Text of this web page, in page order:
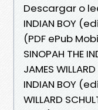
Descargar o
INDIAN BOY
(PDF ePub
SINOPAH THE
JAMES
INDIAN BOY
WILLARD